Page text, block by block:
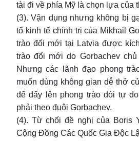
tài đi về phía Mỹ là chọn lựa của
(3). Vận dụng nhưng không bị
tổ kinh tế chính trị của Mikhail
trào đổi mới tại Latvia được
trào đổi mới do Gorbachev
Nhưng các lãnh đạo phong
muốn dùng không gian dễ thở
để dấy lên phong trào đòi tự
phải theo đuôi Gorbachev.
(4). Từ chối đề nghị của Boris
Cộng Đồng Các Quốc Gia Độc